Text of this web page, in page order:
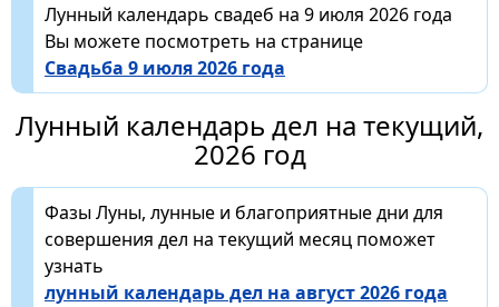
Лунный календарь свадеб на 9 июля 2026 года
Вы можете посмотреть на странице
Свадьба 9 июля 2026 года
Лунный календарь дел на текущий,
2026 год
Фазы Луны, лунные и благоприятные дни для
совершения дел на текущий месяц поможет
узнать
лунный календарь дел на август 2026 года